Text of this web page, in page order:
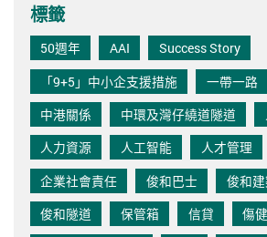
標籤
50週年 AAI
Success Story
「9+5」中小企支援措施
一帶一路
中港關係
中環及灣仔繞道隧道
人力資源
人工智能 人才管理
企業社會責任
俊和巴士
俊和
俊和隧道
保管箱 信貸
傷